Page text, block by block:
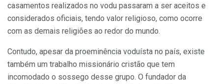
casamentos realizados no vodu passaram a ser aceitos e
considerados oficiais, tendo valor religioso, como ocorre
com as demais religiões ao redor do mundo.
Contudo, apesar da proeminência voduísta no país, existe
também um trabalho missionário cristão que tem
incomodado o sossego desse grupo. O fundador da